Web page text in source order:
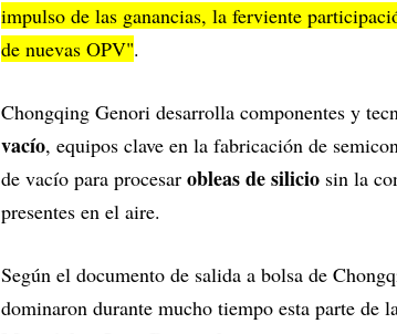
impulso de las ganancias, la ferviente
de nuevas OPV".
Chongqing Genori desarrolla componentes y
vacío, equipos clave en la fabricación de
de vacío para procesar obleas de silicio sin la
presentes en el aire.
Según el documento de salida a bolsa de
dominaron durante mucho tiempo esta parte de